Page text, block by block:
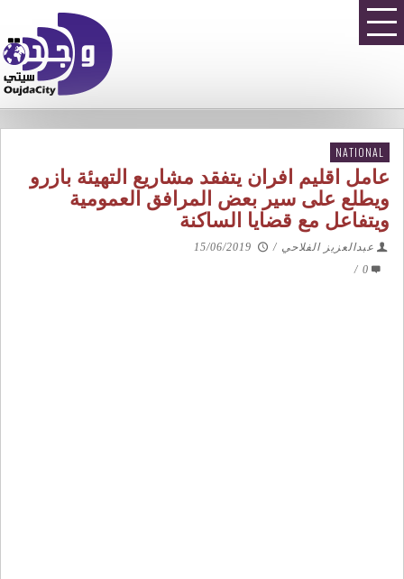
NATIONAL
عامل اقليم افران يتفقد مشاريع التهيئة بازرو
ويطلع على سير بعض المرافق العمومية
ويتفاعل مع قضايا الساكنة
عبدالعزيز الفلاحي /
15/06/2019
0
/